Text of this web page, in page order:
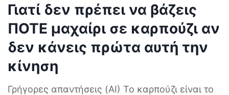
Γιατί δεν πρέπει να βάζεις
ΠΟΤΕ μαχαίρι σε καρπούζι αν
δεν κάνεις πρώτα αυτή την
κίνηση
Γρήγορες απαντήσεις (AI) Το καρπούζι είναι το